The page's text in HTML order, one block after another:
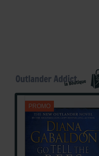
PROMO -48%